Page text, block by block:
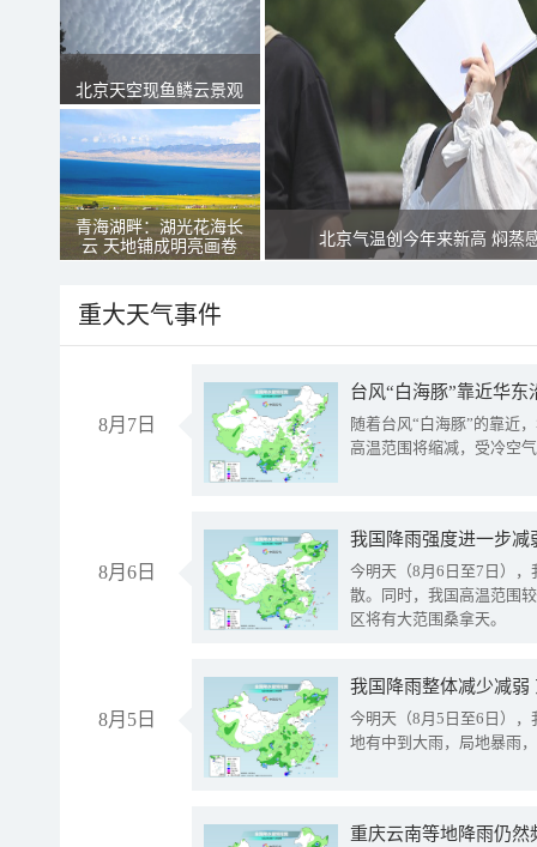
北京天空现鱼鳞云景观
青海湖畔：湖光花海长
云 天地铺成明亮画卷
北京气温创今年来新高 焖蒸
重大天气事件
8月7日
台风“白海豚”靠近华
随着台风“白海豚”的靠近
高温范围将缩减，受冷空
8月6日
今明天（8月6日至7日）
散。同时，我国高温范围
区将有大范围桑拿天。
8月5日
我国降雨整体减少减弱
今明天（8月5日至6日）
地有中到大雨，局地暴雨
重庆云南等地降雨仍然